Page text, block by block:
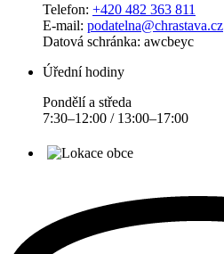
Telefon: +420 482 363 811
E-mail: podatelna@chrastava.cz
Datová schránka: awcbeyc
Úřední hodiny
Pondělí a středa
7:30–12:00 / 13:00–17:00